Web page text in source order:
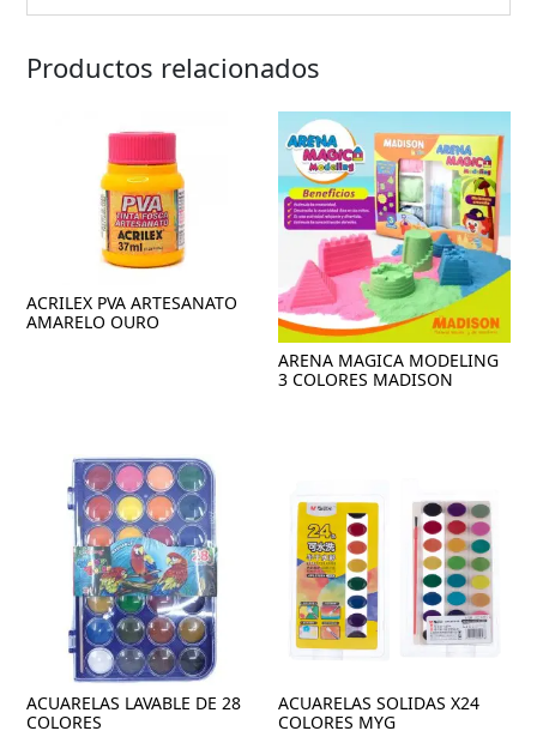
Productos relacionados
ACRILEX PVA ARTESANATO
AMARELO OURO
ARENA MAGICA MODELING
3 COLORES MADISON
ACUARELAS LAVABLE DE 28
COLORES
ACUARELAS SOLIDAS X24
COLORES MYG